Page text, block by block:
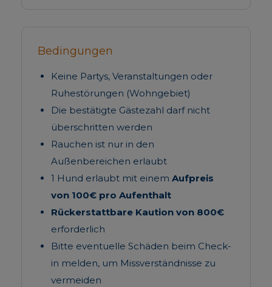
Bedingungen
Keine Partys, Veranstaltungen oder
Ruhestörungen (Wohngebiet)
Die bestätigte Gästezahl darf nicht
überschritten werden
Rauchen ist nur in den
Außenbereichen erlaubt
1 Hund erlaubt mit einemAufpreis
von 100€ pro Aufenthalt
Rückerstattbare Kaution von 800€
erforderlich
Bitte eventuelle Schäden beim Check-
in melden, um Missverständnisse zu
vermeiden